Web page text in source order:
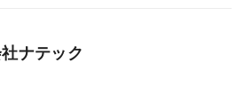
ナテック